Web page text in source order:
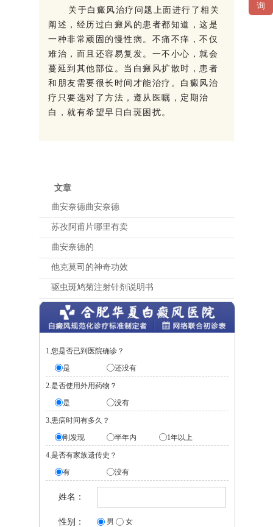
关于白癜风治疗问题上面进行了相关
阐述，经历过白癜风的患者都知道，这是
一种非常顽固的慢性病。不痛不痒，不仅
难治，而且还容易复发。一不小心，就会
蔓延到其他部位。当白癜风扩散时，患者
和朋友需要很长时间才能治疗。白癜风治
疗只要选对了方法，遵从医嘱，定期治
白，就有希望早日白斑困扰。
文章
曲安奈德曲安奈德
苏孜阿甫片哪里有卖
曲安奈德的
他克莫司的神奇功效
驱虫斑鸠菊注射针剂说明书
1.您是否已到医院确诊？
是
还没有
2.是否使用外用药物？
是
没有
3.患病时间有多久？
刚发现
半年内 1年以上
4.是否有家族遗传史？
有
没有
姓名：
性别： 男 女
询